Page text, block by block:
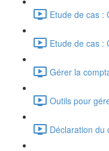
Etude de cas :
Etude de cas :
Gérer la
Outils pour
Déclaration du